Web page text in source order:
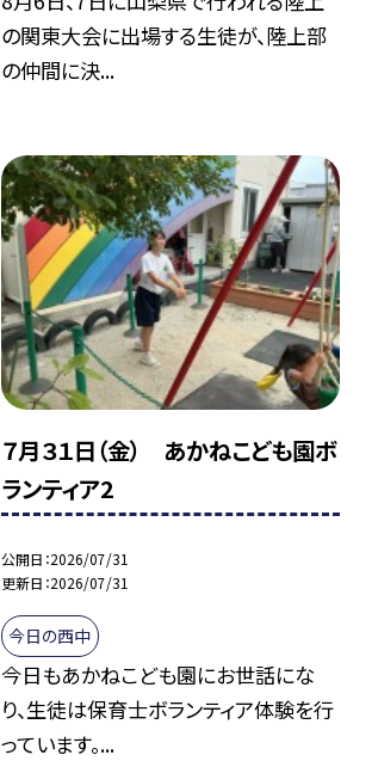
の関東大会に出場する生徒が、陸上部
の仲間に決...
７月３１日（金） あかねこども園ボ
ランティア2
公開日 2026/07/31
更新日 2026/07/31
今日の西中
今日もあかねこども園にお世話にな
り、生徒は保育士ボランティア体験を行
っています。...